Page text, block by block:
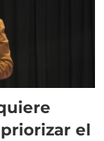
el